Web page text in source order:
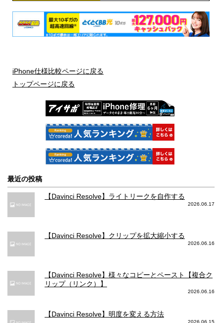
防水
IEC規格60529にもとづくIP68等級
IEC規格60529にもとづくIP68等級
バッテリー
ビデオ再生：最大19時間
ストリーミング再生：最大15時間
オーディオ再生：最大75時間
高速充電に対応
駆動時間
ビデオ再生：最大20時間
ストリーミング再生：最大12時間
オーディオ再生：最大80時間
本体の料金
128GB: 98,800円
256GB: 110,800円
256GB: 146,664円
写真メインカメラ 画素数
写真メインカメラ 絞り値
iPhone仕様比較ページに戻る
トップページに戻る
最近の投稿
【Davinci Resolve】ライトリークを自作する
2026.06.17
【Davinci Resolve】クリップを拡大縮小する
2026.06.16
【Davinci Resolve】様々なコピーとペースト【複合ク
リップ（リンク）】
2026.06.16
【Davinci Resolve】明度を変える方法
2026.06.15